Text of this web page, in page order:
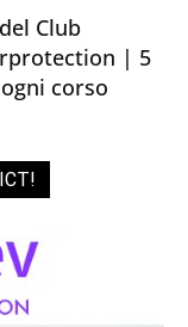
Club
| 5
corso